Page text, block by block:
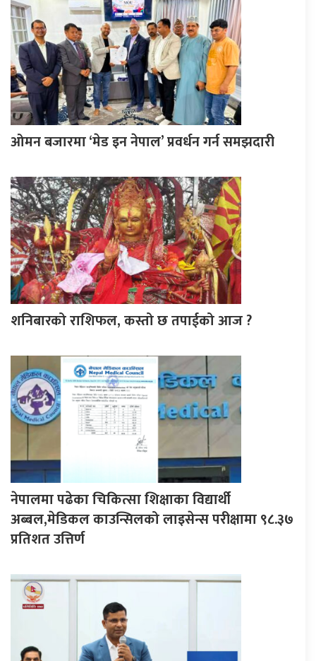
ओमन बजारमा ‘मेड इन नेपाल’ प्रवर्धन गर्न समझदारी
शनिबारको राशिफल, कस्तो छ तपाईको आज ?
नेपालमा पढेका चिकित्सा शिक्षाका विद्यार्थी
अब्बल,मेडिकल काउन्सिलको लाइसेन्स परीक्षामा ९८.३७
प्रतिशत उत्तिर्ण